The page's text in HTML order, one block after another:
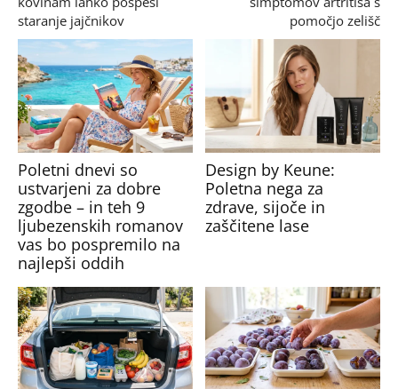
staranje jajčnikov
pomočjo zelišč
Poletni dnevi so
ustvarjeni za dobre
zgodbe – in teh 9
ljubezenskih romanov
vas bo pospremilo na
najlepši oddih
Design by Keune:
Poletna nega za
zdrave, sijoče in
zaščitene lase